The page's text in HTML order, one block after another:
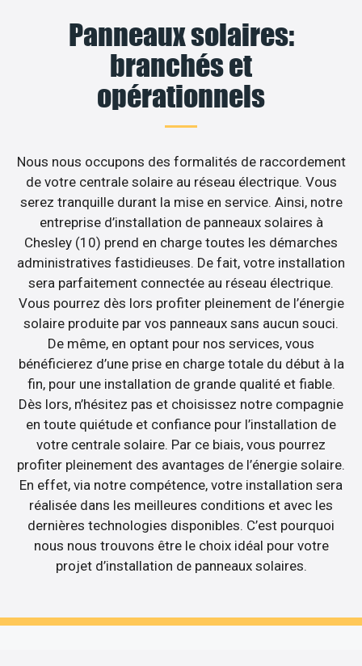
Panneaux solaires:
branchés et
opérationnels
Nous nous occupons des formalités de raccordement
de votre centrale solaire au réseau électrique. Vous
serez tranquille durant la mise en service. Ainsi, notre
entreprise d’installation de panneaux solaires à
Chesley (10) prend en charge toutes les démarches
administratives fastidieuses. De fait, votre installation
sera parfaitement connectée au réseau électrique.
Vous pourrez dès lors profiter pleinement de l’énergie
solaire produite par vos panneaux sans aucun souci.
De même, en optant pour nos services, vous
bénéficierez d’une prise en charge totale du début à la
fin, pour une installation de grande qualité et fiable.
Dès lors, n’hésitez pas et choisissez notre compagnie
en toute quiétude et confiance pour l’installation de
votre centrale solaire. Par ce biais, vous pourrez
profiter pleinement des avantages de l’énergie solaire.
En effet, via notre compétence, votre installation sera
réalisée dans les meilleures conditions et avec les
dernières technologies disponibles. C’est pourquoi
nous nous trouvons être le choix idéal pour votre
projet d’installation de panneaux solaires.